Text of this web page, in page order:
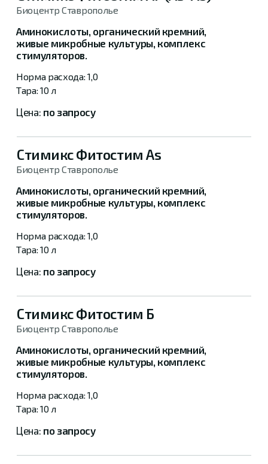
Биоцентр Ставрополье
Аминокислоты, органический кремний,
живые микробные культуры, комплекс
стимуляторов.
1,0
10 л
по запросу
Стимикс Фитостим Аs
Биоцентр Ставрополье
Аминокислоты, органический кремний,
живые микробные культуры, комплекс
стимуляторов.
1,0
10 л
по запросу
Стимикс Фитостим Б
Биоцентр Ставрополье
Аминокислоты, органический кремний,
живые микробные культуры, комплекс
стимуляторов.
1,0
10 л
по запросу